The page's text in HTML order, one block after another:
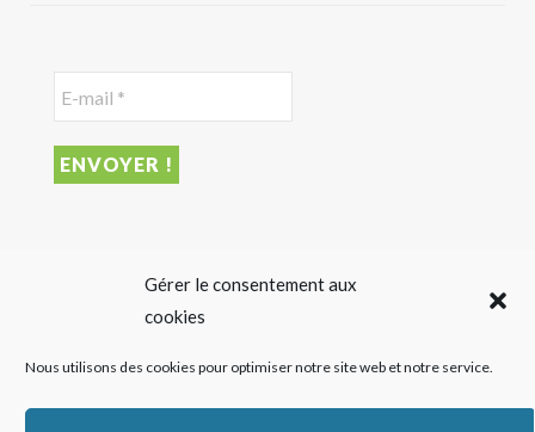
Gérer le consentement aux
cookies
Nous utilisons des cookies pour optimiser notre site web et notre service.
DERNIER ARTICLE
Cofigeo rassemble ses collaborateurs autour du défi Ma